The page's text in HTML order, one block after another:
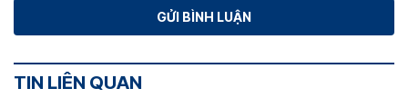
TIN LIÊN QUAN